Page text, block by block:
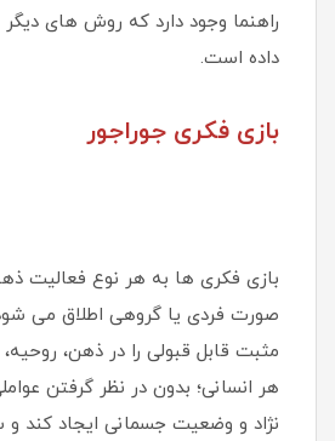
راهنما وجود دارد که روش های دیگر
داده است.
بازی فکری جوراجور
بازی فکری ها به هر نوع فعالیت
صورت فردی یا گروهی اطلاق می شود
مثبت قابل قبولی را در ذهن،
هر انسانی؛ بدون در نظر گرفتن
نژاد و وضعیت جسمانی ایجاد کند و